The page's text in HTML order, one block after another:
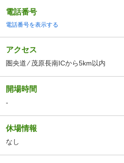
電話番号
電話番号を表示する
アクセス
圏央道 ⁄ 茂原長南ICから5km以内
開場時間
-
休場情報
なし